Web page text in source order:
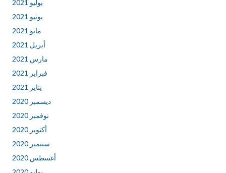
يوليو 2021
يونيو 2021
مايو 2021
أبريل 2021
مارس 2021
فبراير 2021
يناير 2021
ديسمبر 2020
نوفمبر 2020
أكتوبر 2020
سبتمبر 2020
أغسطس 2020